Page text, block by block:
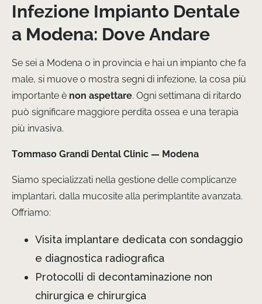
Infezione Impianto Dentale
a Modena: Dove Andare
Se sei a Modena o in provincia e hai un impianto che fa
male, si muove o mostra segni di infezione, la cosa più
importante è non aspettare. Ogni settimana di ritardo
può significare maggiore perdita ossea e una terapia
più invasiva.
Tommaso Grandi Dental Clinic — Modena
Siamo specializzati nella gestione delle complicanze
implantari, dalla mucosite alla perimplantite avanzata.
Offriamo:
Visita implantare dedicata con sondaggio
e diagnostica radiografica
Protocolli di decontaminazione non
chirurgica e chirurgica